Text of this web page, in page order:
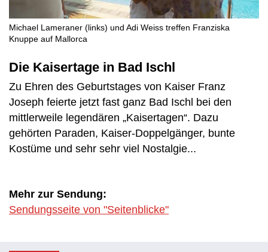
Michael Lameraner (links) und Adi Weiss treffen Franziska
Knuppe auf Mallorca
Die Kaisertage in Bad Ischl
Zu Ehren des Geburtstages von Kaiser Franz
Joseph feierte jetzt fast ganz Bad Ischl bei den
mittlerweile legendären „Kaisertagen“. Dazu
gehörten Paraden, Kaiser-Doppelgänger, bunte
Kostüme und sehr sehr viel Nostalgie...
Mehr zur Sendung:
Sendungsseite von "Seitenblicke"